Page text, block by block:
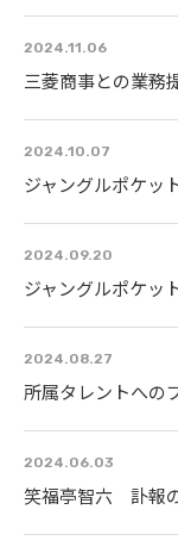
2024.11.06
三菱商事との業務
2024.10.07
ジャングルポケッ
2024.09.20
ジャングルポケッ
2024.08.27
所属タレントへの
2024.06.03
笑福亭智六 訃報